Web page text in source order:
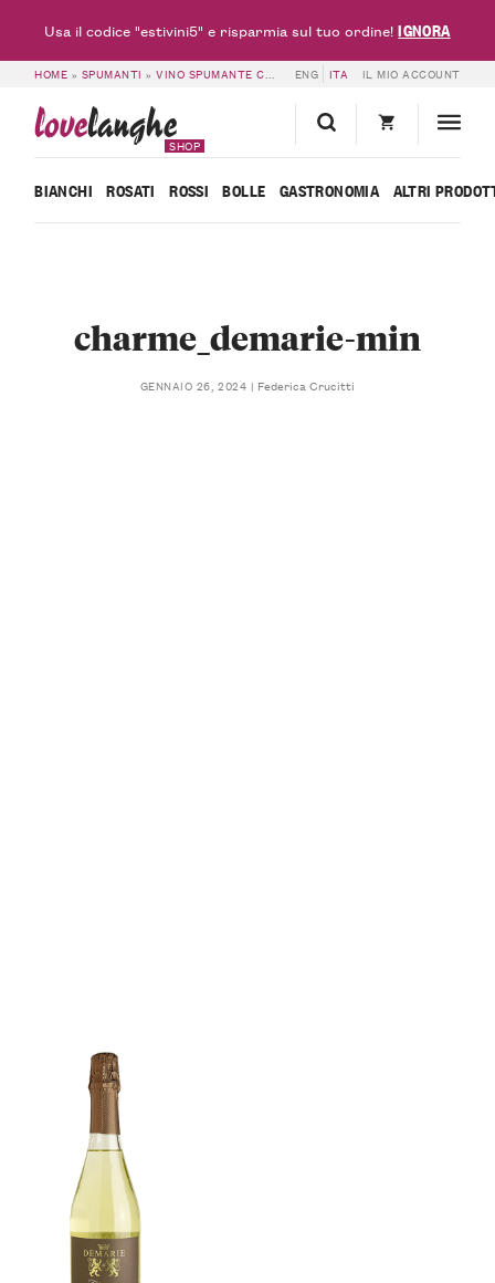
HOME » SPUMANTI »VINO SPUMANTE CHARME – DEMARIE »
ENG ITA IL MIO ACCOUNT
lovelanghe
SHOP
BIANCHI ROSATI ROSSI BOLLE GASTRONOMIA ALTRI
charme_demarie-min
GENNAIO 26, 2024 Federica Crucitti
Usa il codice "estivini5" e risparmia sul tuo ordine!IGNORA